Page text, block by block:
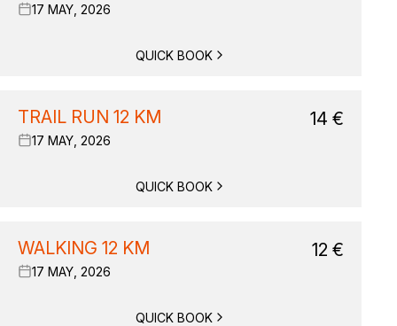
17 MAY, 2026
QUICK BOOK
TRAIL RUN 12 KM
17 MAY, 2026
14 €
QUICK BOOK
WALKING 12 KM
17 MAY, 2026
12 €
QUICK BOOK